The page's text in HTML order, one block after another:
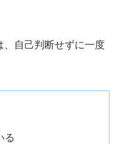
自己判断せずに一度
る